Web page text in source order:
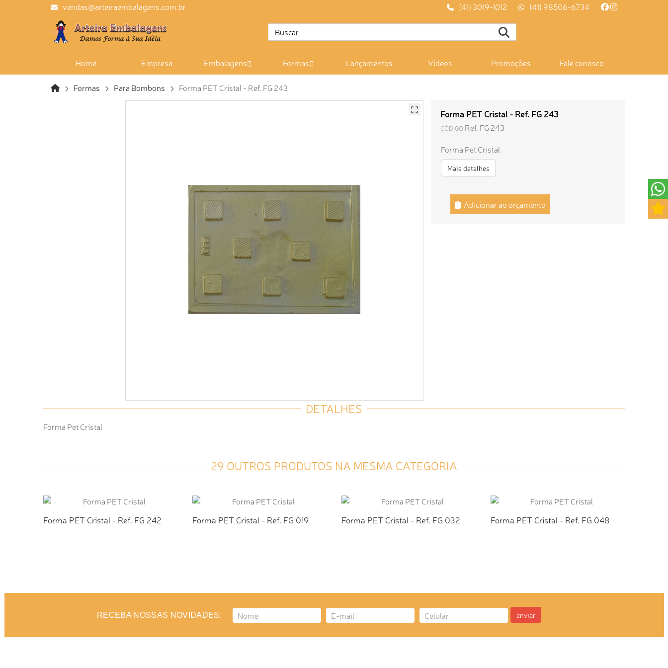
vendas@arteiraembalagens.com.br (41) 3019-1012 (41) 98506-6734
Home Empresa Embalagens Formas Lançamentos Vídeos Promoções Fale conosco
Formas Para Bombons Forma PET Cristal - Ref. FG 243
Forma PET Cristal - Ref. FG 243
CÓDIGO Ref. FG 243
Forma Pet Cristal
Mais detalhes
Adicionar ao orçamento
DETALHES
Forma Pet Cristal
29 OUTROS PRODUTOS NA MESMA CATEGORIA
Forma PET Cristal - Ref. FG 242 Forma PET Cristal - Ref. FG 019 Forma PET Cristal - Ref. FG 032 Forma PET Cristal - Ref. FG 048
RECEBA NOSSAS NOVIDADES: enviar